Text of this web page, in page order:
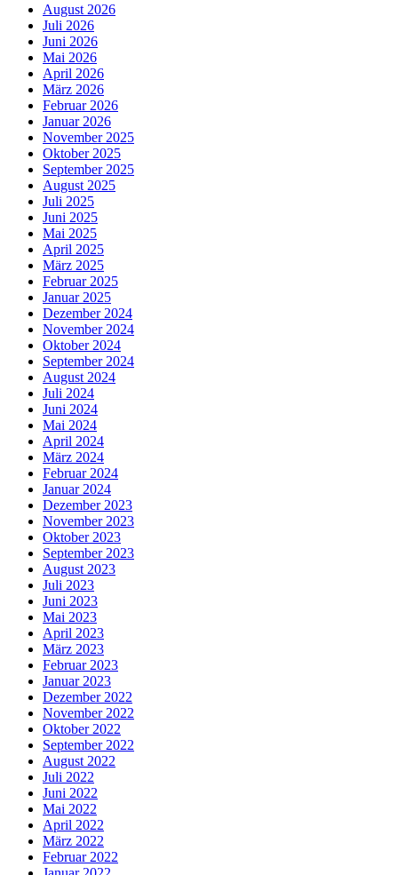
August 2026
Juli 2026
Juni 2026
Mai 2026
April 2026
März 2026
Februar 2026
Januar 2026
November 2025
Oktober 2025
September 2025
August 2025
Juli 2025
Juni 2025
Mai 2025
April 2025
März 2025
Februar 2025
Januar 2025
Dezember 2024
November 2024
Oktober 2024
September 2024
August 2024
Juli 2024
Juni 2024
Mai 2024
April 2024
März 2024
Februar 2024
Januar 2024
Dezember 2023
November 2023
Oktober 2023
September 2023
August 2023
Juli 2023
Juni 2023
Mai 2023
April 2023
März 2023
Februar 2023
Januar 2023
Dezember 2022
November 2022
Oktober 2022
September 2022
August 2022
Juli 2022
Juni 2022
Mai 2022
April 2022
März 2022
Februar 2022